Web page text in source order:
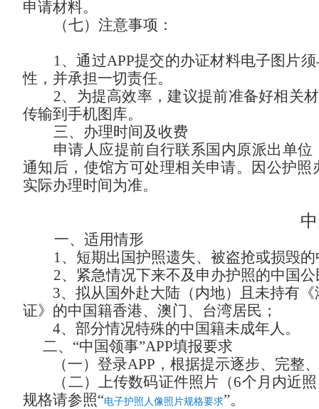
申请材料。
（七）注意事项：
1、通过APP提交的办证材料电子图片
性，并承担一切责任。
2、为提高效率，建议提前准备好相关
传输到手机图库。
三、办理时间及收费
申请人应提前自行联系国内原派出单
通知后，使馆方可处理相关申请。因公护
实际办理时间为准。
一、适用情形
1、短期出国护照遗失、被盗抢或损毁
2、紧急情况下来不及申办护照的中国
3、拟从国外赴大陆（内地）且未持有
证》的中国籍香港、澳门、台湾居民；
4、部分情况特殊的中国籍未成年人。
二、 “中国领事”APP填报要求
（一）登录APP，根据提示逐步、完整
（二）上传数码证件照片（6个月内近
规格请参照“电子护照人像照片规格要求”。